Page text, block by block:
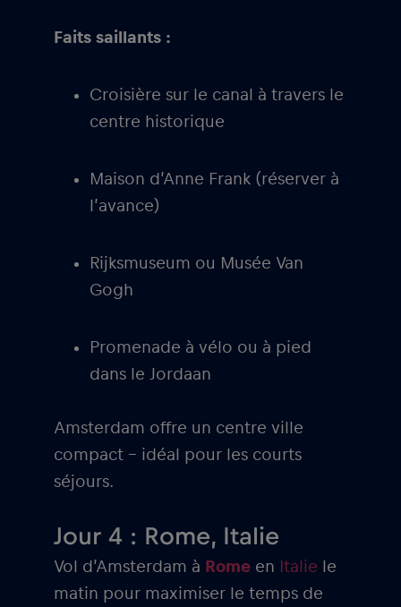
Faits saillants :
Croisière sur le canal à travers le
centre historique
Maison d’Anne Frank (réserver à
l’avance)
Rijksmuseum ou Musée Van
Gogh
Promenade à vélo ou à pied
dans le Jordaan
Amsterdam offre un centre ville
compact – idéal pour les courts
séjours.
Jour 4 : Rome, Italie
Vol d’Amsterdam à Rome en Italie le
matin pour maximiser le temps de